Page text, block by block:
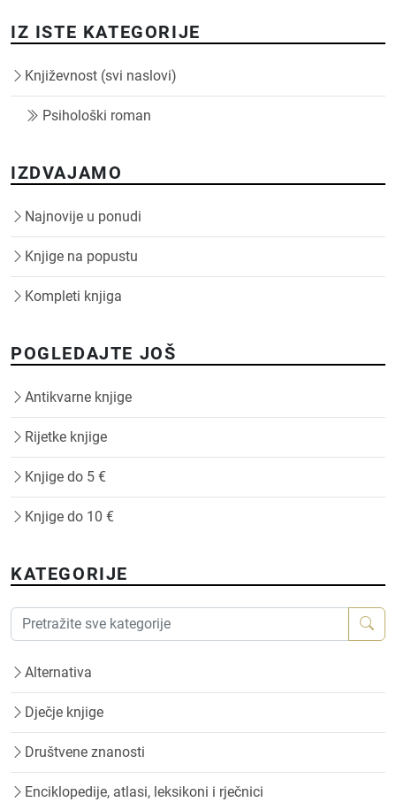
IZ ISTE KATEGORIJE
Književnost (svi naslovi)
Psihološki roman
IZDVAJAMO
Najnovije u ponudi
Knjige na popustu
Kompleti knjiga
POGLEDAJTE JOŠ
Antikvarne knjige
Rijetke knjige
Knjige do 5 €
Knjige do 10 €
KATEGORIJE
Alternativa
Dječje knjige
Društvene znanosti
Enciklopedije, atlasi, leksikoni i rječnici